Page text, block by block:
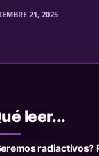
21, 2025
leer...
radiactivos?